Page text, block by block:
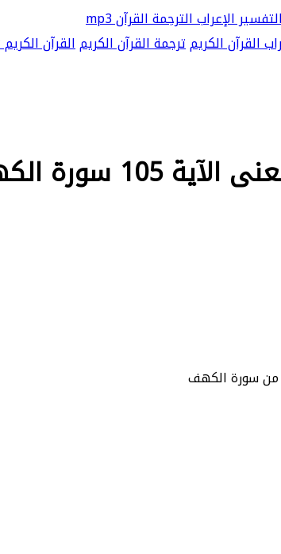
الإعرابالترجمةالقرآن mp3
القرآن الكريمترجمة القرآن الكريمالقرآن الكريم mp3
كفروا بآيات ربهم ولقائه فحبطت